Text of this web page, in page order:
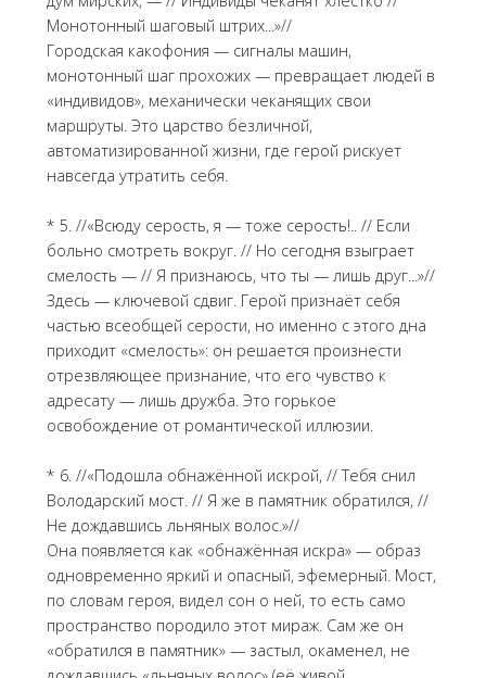
Монотонный шаговый штрих...»//
Городская какофония — сигналы машин,
монотонный шаг прохожих — превращает людей в
«индивидов», механически чеканящих свои
маршруты. Это царство безличной,
автоматизированной жизни, где герой рискует
навсегда утратить себя.
* 5. //«Всюду серость, я — тоже серость!.. // Если
больно смотреть вокруг. // Но сегодня взыграет
смелость — // Я признаюсь, что ты — лишь друг...»//
Здесь — ключевой сдвиг. Герой признаёт себя
частью всеобщей серости, но именно с этого дна
приходит «смелость»: он решается произнести
отрезвляющее признание, что его чувство к
адресату — лишь дружба. Это горькое
освобождение от романтической иллюзии.
* 6. //«Подошла обнажённой искрой, // Тебя снил
Володарский мост. // Я же в памятник обратился, //
Не дождавшись льняных волос.»//
Она появляется как «обнажённая искра» — образ
одновременно яркий и опасный, эфемерный. Мост,
по словам героя, видел сон о ней, то есть само
пространство породило этот мираж. Сам же он
«обратился в памятник» — застыл, окаменел, не